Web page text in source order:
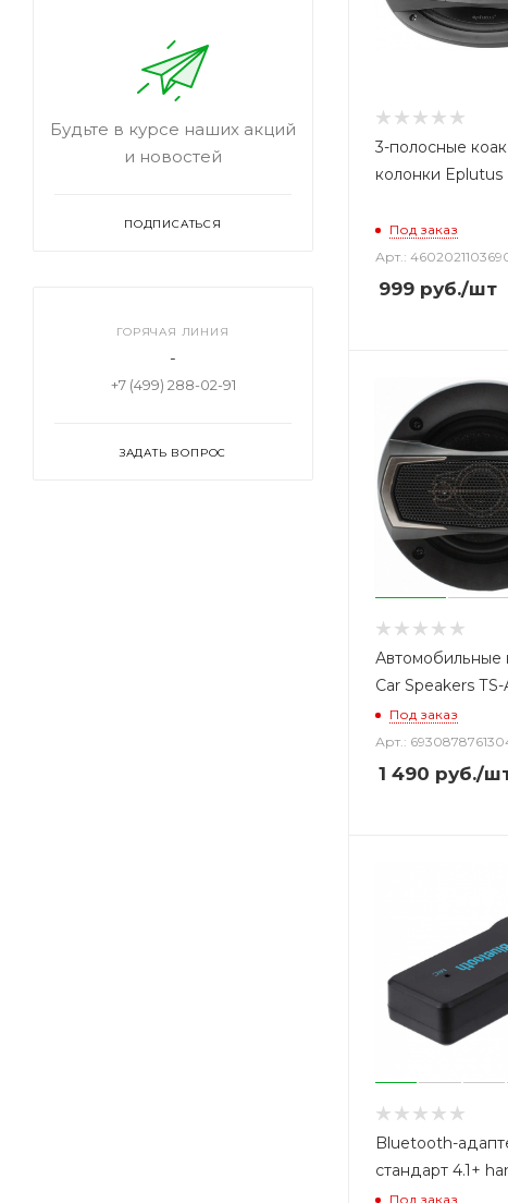
3-полосные
колонки
Под заказ
Арт.:
999 руб./шт
Автомобильные
Car Speakers TS-
Под заказ
Арт.:
1 490 руб./
Bluetooth-
стандарт 4.1+
Под заказ
Будьте в курсе наших акций
и новостей
ПОДПИСАТЬСЯ
ГОРЯЧАЯ ЛИНИЯ
-
+7 (499) 288-02-91
ЗАДАТЬ ВОПРОС